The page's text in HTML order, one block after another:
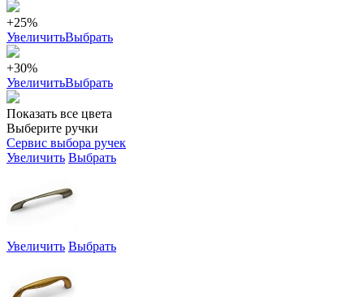
+25%
УвеличитьВыбрать
+30%
УвеличитьВыбрать
Показать все цвета
Выберите ручки
Сервис выбора ручек
Увеличить Выбрать
Увеличить Выбрать